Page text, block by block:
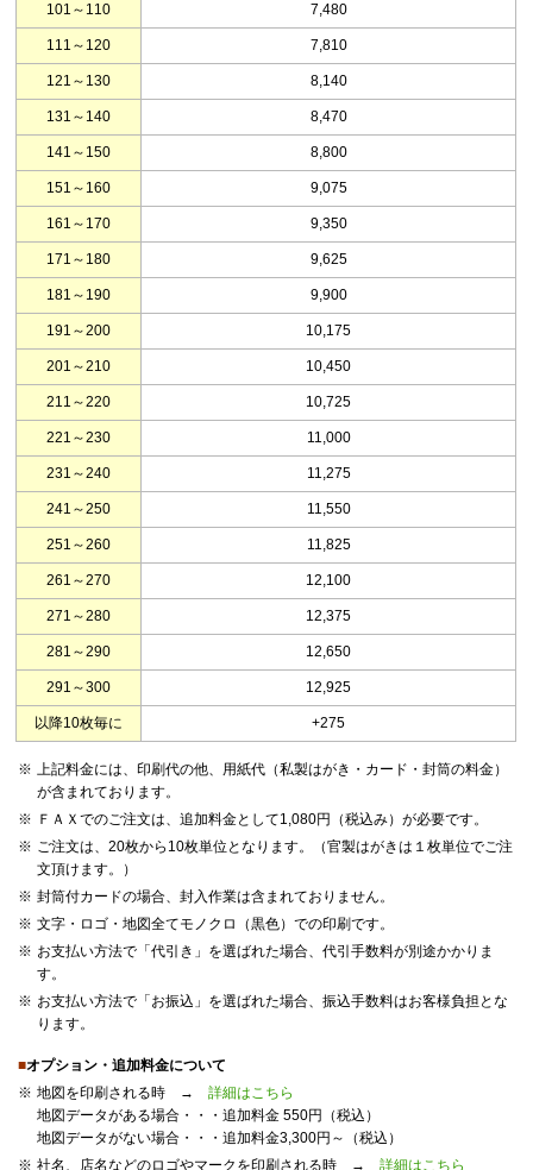
101～110 7,480
111～120 7,810
121～130 8,140
131～140 8,470
141～150 8,800
151～160 9,075
161～170 9,350
171～180 9,625
181～190 9,900
191～200 10,175
201～210 10,450
211～220 10,725
221～230 11,000
231～240 11,275
241～250 11,550
251～260 11,825
261～270 12,100
271～280 12,375
281～290 12,650
291～300 12,925
以降10枚毎に +275
※ 上記料金には、印刷代の他、用紙代（私製はがき・カード・封筒の料金）
が含まれております。
※ ＦＡＸでのご注文は、追加料金として1,080円（税込み）が必要です。
※ ご注文は、20枚から10枚単位となります。（官製はがきは１枚単位でご注
文頂けます。）
※ 封筒付カードの場合、封入作業は含まれておりません。
※ 文字・ロゴ・地図全てモノクロ（黒色）での印刷です。
※ お支払い方法で「代引き」を選ばれた場合、代引手数料が別途かかりま
す。
※ お支払い方法で「お振込」を選ばれた場合、振込手数料はお客様負担とな
ります。
■オプション・追加料金について
※ 地図を印刷される時 →詳細はこちら
地図データがある場合・・・追加料金 550円（税込）
地図データがない場合・・・追加料金3,300円～（税込）
※ 社名、店名などのロゴやマークを印刷される時 →詳細はこちら